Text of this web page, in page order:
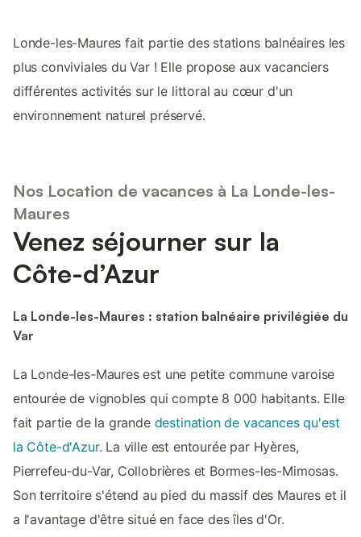
Londe-les-Maures fait partie des stations balnéaires les
plus conviviales du Var ! Elle propose aux vacanciers
différentes activités sur le littoral au cœur d'un
environnement naturel préservé.
Nos Location de vacances à La Londe-les-
Maures
Venez séjourner sur la
Côte-d’Azur
La Londe-les-Maures : station balnéaire privilégiée du
Var
La Londe-les-Maures est une petite commune varoise
entourée de vignobles qui compte 8 000 habitants. Elle
fait partie de la grande destination de vacances qu'est
la Côte-d'Azur. La ville est entourée par Hyères,
Pierrefeu-du-Var, Collobrières et Bormes-les-Mimosas.
Son territoire s'étend au pied du massif des Maures et il
a l'avantage d'être situé en face des îles d'Or.